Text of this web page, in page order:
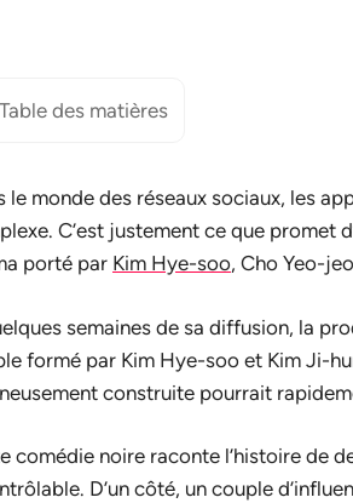
Table des matières
le monde des réseaux sociaux, les
C’est justement ce que promet
porté par Kim Hye-soo, Cho Yeo-
semaines de sa diffusion, la
formé par Kim Hye-soo et Kim Ji-
construite pourrait
comédie noire raconte l’histoire de
D’un côté, un couple